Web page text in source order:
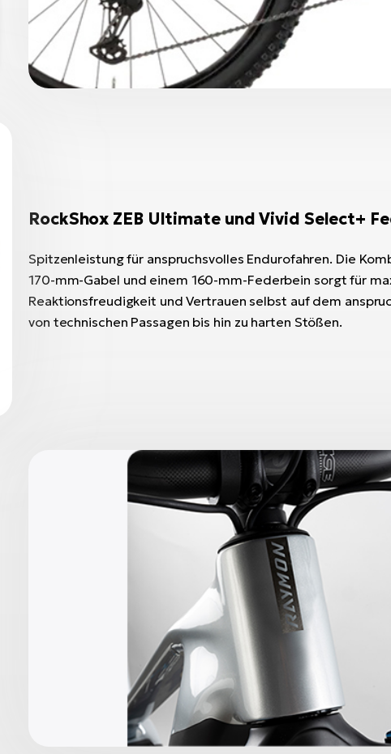
RockShox ZEB Ultimate und Vivid Select+
Spitzenleistung für anspruchsvolles Endurofahren. Die
170-mm-Gabel und einem 160-mm-Federbein sorgt für
Reaktionsfreudigkeit und Vertrauen selbst auf dem
von technischen Passagen bis hin zu harten Stößen.